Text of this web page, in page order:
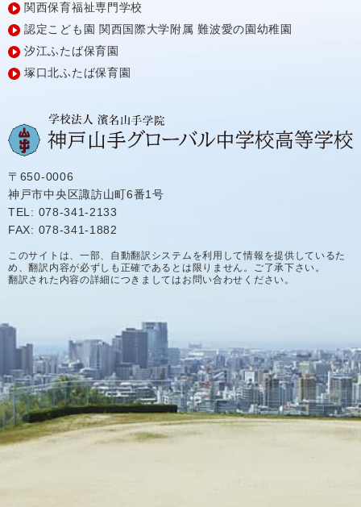
関西保育福祉専門学校
認定こども園 関西国際大学附属 難波愛の園幼稚園
汐江ふたば保育園
塚口北ふたば保育園
〒650-0006
神戸市中央区諏訪山町6番1号
TEL: 078-341-2133
FAX: 078-341-1882
このサイトは、一部、自動翻訳システムを利用して情報を提供しているた
め、翻訳内容が必ずしも正確であるとは限りません。ご了承下さい。
翻訳された内容の詳細につきましてはお問い合わせください。